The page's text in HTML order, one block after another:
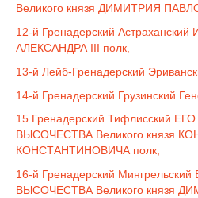
Великого князя ДИМИТРИЯ
12-й Гренадерский
АЛЕКСАНДРА III полк,
13-й Лейб-Гренадерский
14-й Гренадерский Грузинский
15 Гренадерский Тифлисский
ВЫСОЧЕСТВА Великого князя
КОНСТАНТИНОВИЧА полк;
16-й Гренадерский
ВЫСОЧЕСТВА Великого князя